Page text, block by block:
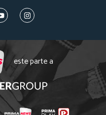
este parte a